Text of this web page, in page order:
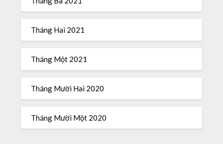
Tháng Hai 2021
Tháng Một 2021
Tháng Mười Hai 2020
Tháng Mười Một 2020